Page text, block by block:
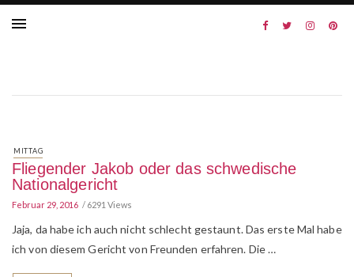
MITTAG
Fliegender Jakob oder das schwedische
Nationalgericht
Februar 29, 2016 6291 Views
Jaja, da habe ich auch nicht schlecht gestaunt. Das erste Mal habe
ich von diesem Gericht von Freunden erfahren. Die …